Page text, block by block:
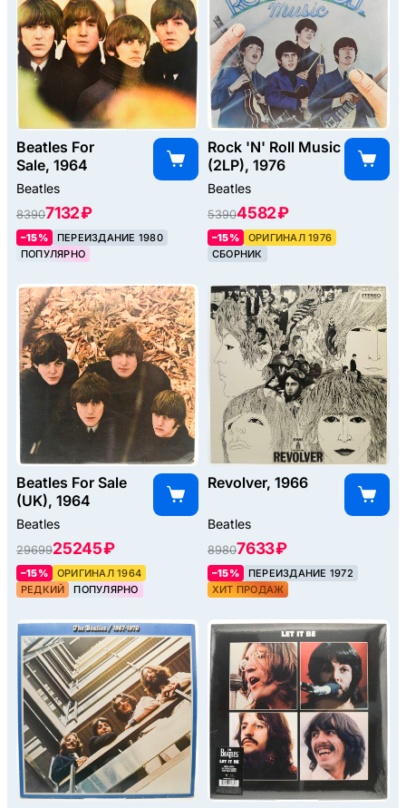
Beatles For
Sale, 1964
Beatles
83907132 ₽
–15%
ПЕРЕИЗДАНИЕ 1980
ПОПУЛЯРНО
Rock 'N' Roll Music
(2LP), 1976
Beatles
53904582 ₽
–15%
ОРИГИНАЛ 1976
СБОРНИК
Beatles For Sale
(UK), 1964
Beatles
2969925245 ₽
–15%
ОРИГИНАЛ 1964
РЕДКИЙ
ПОПУЛЯРНО
Revolver, 1966
Beatles
89807633 ₽
–15%
ПЕРЕИЗДАНИЕ 1972
ХИТ ПРОДАЖ